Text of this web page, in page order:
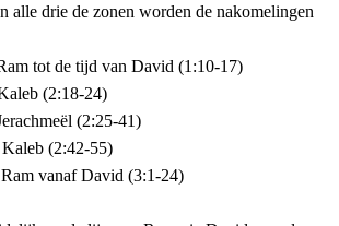
alle drie de zonen worden de nakomelingen
tot de tijd van David (1:10-17)
(2:18-24)
(2:25-41)
(2:42-55)
vanaf David (3:1-24)